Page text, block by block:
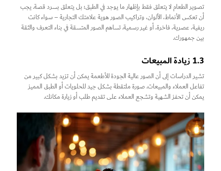
تصوير الطعام لا يتعلق فقط بإظهار ما يوجد في الطبق؛ بل يتعلق بسرد قصة. يجب
أن تعكس الأنماط، الألوان، وتراكيب الصور هوية علامتك التجارية – سواء كانت
ريفية، عصرية، فاخرة، أو غير رسمية. تساهم الصور المتسقة في بناء التعرف والثقة
بين جمهورك.
1.3 زيادة المبيعات
تشير الدراسات إلى أن الصور عالية الجودة للأطعمة يمكن أن تزيد بشكل كبير من
تفاعل العملاء والمبيعات. صورة ملتقطة بشكل جيد للحلويات أو الطبق المميز
يمكن أن تحفز الشهية وتشجع العملاء على تقديم طلب أو زيارة مكانك.